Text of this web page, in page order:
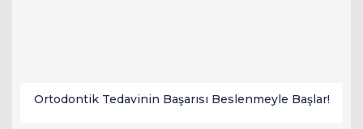
Ortodontik Tedavinin Başarısı Beslenmeyle Başlar!